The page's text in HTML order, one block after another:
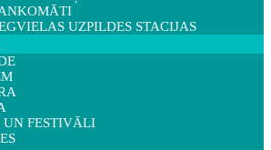
UZPILDES STACIJAS
UN FESTIVĀLI